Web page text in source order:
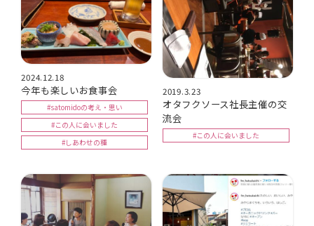
2024.12.18
今年も楽しいお食事会
#satomidoの考え・思い
#この人に会いました
#しあわせの種
2019.3.23
オタフクソース社長主催の交
流会
#この人に会いました